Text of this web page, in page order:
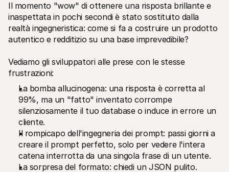
Risorse tecniche
Portale sviluppatori
Scopri le risorse per sviluppatori e gli aggiornamenti
Librerie
Integra Mollie con librerie pronte all'uso
Entra nella nostra comunità di sviluppatori
API di
Stato
Informazioni su Mollie
Prezzi
Scopri i nostri prezzi
Chi siamo
Scopri di più sulla nostra storia e
valori
Notizie
Leggi le ultime notizie su Mollie
Carriere
Vieni a lavorare con noi - stiamo
assumendo!
Il momento "wow" di ottenere una risposta brillante e
inaspettata in pochi secondi è stato sostituito dalla
realtà ingegneristica: come si fa a costruire un prodotto
autentico e redditizio su una base imprevedibile?
Vediamo gli sviluppatori alle prese con le stesse
frustrazioni:
La bomba allucinogena: una risposta è corretta al
99%, ma un "fatto" inventato corrompe
silenziosamente il tuo database o induce in errore un
cliente.
Il rompicapo dell'ingegneria dei prompt: passi giorni a
creare il prompt perfetto, solo per vedere l'intera
catena interrotta da una singola frase di un utente.
La sorpresa del formato: chiedi un JSON pulito.